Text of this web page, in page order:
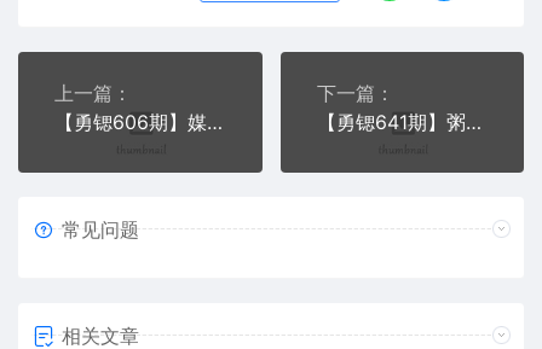
上一篇：
【勇锶606期】媒老板销售文案训练营，迅速卖爆产品，3个月文案卖货1400W+（完结）
下一篇：
【勇锶641期】粥左罗28天高阶写作变现营，靠写作月入10W（第5期-无水印）
常见问题
相关文章